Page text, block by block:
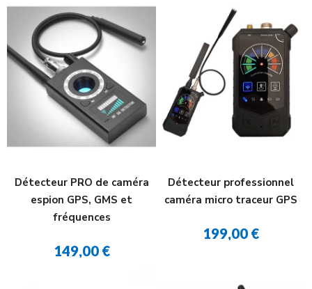
Détecteur PRO de caméra
espion GPS, GMS et
fréquences
149,00 €
Détecteur professionnel
caméra micro traceur GPS
199,00 €